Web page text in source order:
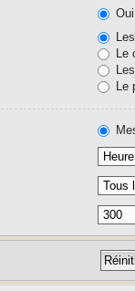
Oui
Le
Le